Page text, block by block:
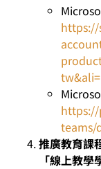
https://
teams/
推廣教育課
「線上教